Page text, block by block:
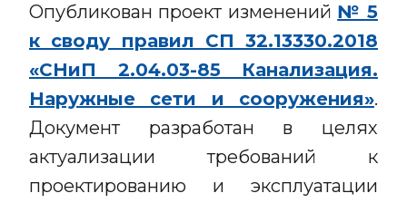
Опубликован проект изменений № 5
к своду правил СП 32.13330.2018
«СНиП 2.04.03-85 Канализация.
Наружные сети и сооружения».
Документ разработан в целях
актуализации требований к
проектированию и эксплуатации